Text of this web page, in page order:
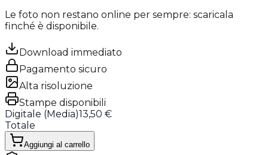
Le foto non restano online per sempre: scaricala
finché è disponibile.
Download immediato
Pagamento sicuro
Alta risoluzione
Stampe disponibili
Digitale (Media)13,50 €
Totale
Aggiungi al carrello